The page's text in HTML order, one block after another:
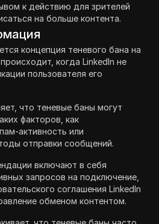
к действию для зрителей
на больше контента.
концепция теневого бана на
когда LinkedIn не
пользователя его
что теневые баны могут
факторов, как
активность или
отправки сообщений.
включают в себя
запросов на подключение,
соглашения LinkedIn
обменом контентом.